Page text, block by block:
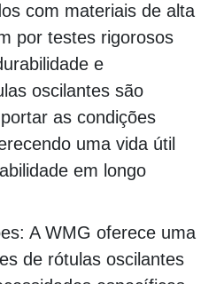
com materiais de alta
por testes rigorosos
e
oscilantes são
as condições
uma vida útil
em longo
A WMG oferece uma
de rótulas oscilantes